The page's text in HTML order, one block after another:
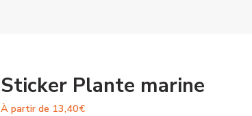
Sticker Plante marine
À partir de 13,40€